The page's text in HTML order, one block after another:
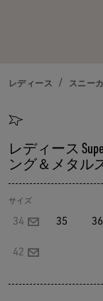
レディース スニー
レディース
ング＆メタル
サイズ
34 35 36
42